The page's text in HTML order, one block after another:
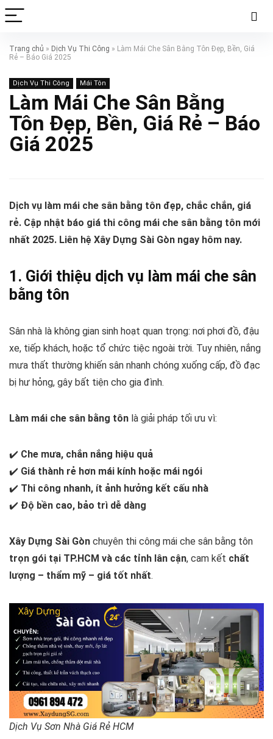
Trang chủ » Dịch Vụ Thi Công » Làm Mái Che Sân Bằng Tôn Đẹp, Bền, Giá
Rẻ – Báo Giá 2025
Dịch Vụ Thi Công Mái Tôn
Làm Mái Che Sân Bằng
Tôn Đẹp, Bền, Giá Rẻ – Báo
Giá 2025
Dịch vụ làm mái che sân bằng tôn đẹp, chắc chắn, giá
rẻ. Cập nhật báo giá thi công mái che sân bằng tôn mới
nhất 2025. Liên hệ Xây Dựng Sài Gòn ngay hôm nay.
1. Giới thiệu dịch vụ làm mái che sân
bằng tôn
Sân nhà là không gian sinh hoạt quan trọng: nơi phơi đồ, đậu
xe, tiếp khách, hoặc tổ chức tiệc ngoài trời. Tuy nhiên, nắng
mưa thất thường khiến sân nhanh chóng xuống cấp, đồ đạc
bị hư hỏng, gây bất tiện cho gia đình.
Làm mái che sân bằng tôn là giải pháp tối ưu vì:
✔️ Che mưa, chắn nắng hiệu quả
✔️ Giá thành rẻ hơn mái kính hoặc mái ngói
✔️ Thi công nhanh, ít ảnh hưởng kết cấu nhà
✔️ Độ bền cao, bảo trì dễ dàng
Xây Dựng Sài Gòn chuyên thi công mái che sân bằng tôn
trọn gói tại TP.HCM và các tỉnh lân cận, cam kết chất
lượng – thẩm mỹ – giá tốt nhất.
Dịch Vụ Sơn Nhà Giá Rẻ HCM